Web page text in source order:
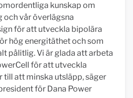
kunskap om
vår överlägsna
för att utveckla bipolära
hög energitäthet och som
pålitlig. Vi är glada att arbeta
för att utveckla
till att minska utsläpp, säger
för Dana Power